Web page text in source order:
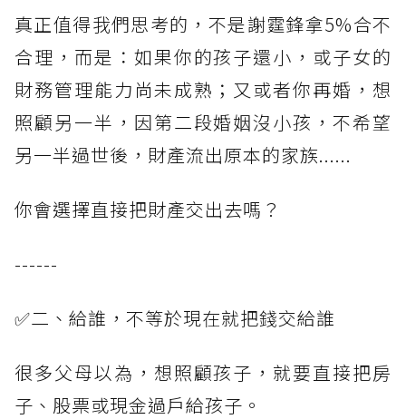
真正值得我們思考的，不是謝霆鋒拿5%合不
合理，而是：如果你的孩子還小，或子女的
財務管理能力尚未成熟；又或者你再婚，想
照顧另一半，因第二段婚姻沒小孩，不希望
另一半過世後，財產流出原本的家族......
你會選擇直接把財產交出去嗎？
------
✅二、給誰，不等於現在就把錢交給誰
很多父母以為，想照顧孩子，就要直接把房
子、股票或現金過戶給孩子。